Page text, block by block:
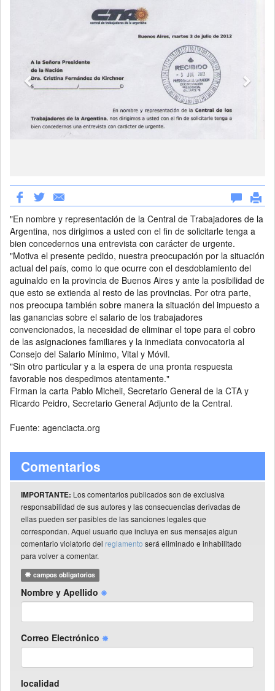
"En nombre y representación de la Central de Trabajadores de la
Argentina, nos dirigimos a usted con el fin de solicitarle tenga a
bien concedernos una entrevista con carácter de urgente.
"Motiva el presente pedido, nuestra preocupación por la situación
actual del país, como lo que ocurre con el desdoblamiento del
aguinaldo en la provincia de Buenos Aires y ante la posibilidad de
que esto se extienda al resto de las provincias. Por otra parte,
nos preocupa también sobre manera la situación del impuesto a
las ganancias sobre el salario de los trabajadores
convencionados, la necesidad de eliminar el tope para el cobro
de las asignaciones familiares y la inmediata convocatoria al
Consejo del Salario Mínimo, Vital y Móvil.
"Sin otro particular y a la espera de una pronta respuesta
favorable nos despedimos atentamente."
Firman la carta Pablo Micheli, Secretario General de la CTA y
Ricardo Peidro, Secretario General Adjunto de la Central.
Fuente: agenciacta.org
Comentarios
IMPORTANTE: Los comentarios publicados son de exclusiva
responsabilidad de sus autores y las consecuencias derivadas de
ellas pueden ser pasibles de las sanciones legales que
correspondan. Aquel usuario que incluya en sus mensajes algun
comentario violatorio del reglamento será eliminado e inhabilitado
para volver a comentar.
campos obligatorios
Nombre y Apellido
Correo Electrónico
localidad